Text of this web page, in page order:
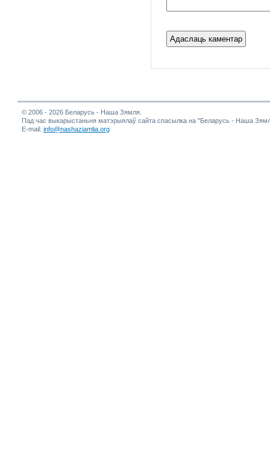
© 2006 - 2026 Беларусь - Наша Зямля.
Пад час выкарыстаньня матэрыялаў сайта спасылка на "Беларусь - Наша
E-mail: info@nashaziamlia.org